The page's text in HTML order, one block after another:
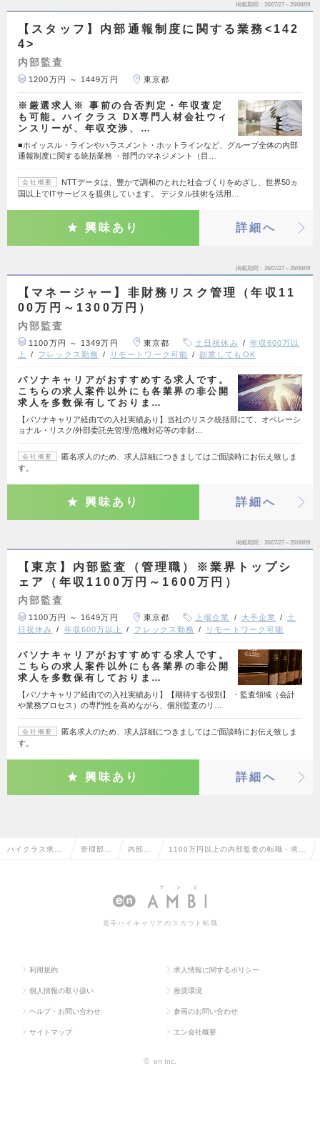
掲載期間 26/07/27～26/08/09
【スタッフ】内部通報制度に関する業務<142
4>
内部監査
1200万円 ～ 1449万円 東京都
※厳選求人※ 事前の合否判定・年収査定
も可能。ハイクラス DX専門人材会社ウィ
ンスリーが、年収交渉、…
■ホイッスル・ラインやハラスメント・ホットラインなど、グループ全体の内部
通報制度に関する統括業務 ・部門のマネジメント（目…
会社概要
NTTデータは、豊かで調和のとれた社会づくりをめざし、世界50ヵ
国以上でITサービスを提供しています。 デジタル技術を活用…
興味あり 詳細へ
掲載期間 26/07/27～26/08/09
【マネージャー】非財務リスク管理（年収11
00万円～1300万円）
内部監査
1100万円 ～ 1349万円 東京都 土日祝休み
年収600万以
上
フレックス勤務 リモートワーク可能 副業してもOK
パソナキャリアがおすすめする求人です。
こちらの求人案件以外にも各業界の非公開
求人を多数保有しておりま…
【パソナキャリア経由での入社実績あり】当社のリスク統括部にて、オペレーシ
ョナル・リスク/外部委託先管理/危機対応等の非財…
会社概要
匿名求人のため、求人詳細につきましてはご面談時にお伝え致しま
す。
興味あり 詳細へ
掲載期間 26/07/27～26/08/09
【東京】内部監査（管理職）※業界トップシ
ェア（年収1100万円～1600万円）
内部監査
1100万円 ～ 1649万円 東京都 上場企業 大手企業
土
日祝休み
年収600万以上 フレックス勤務 リモートワーク可能
パソナキャリアがおすすめする求人です。
こちらの求人案件以外にも各業界の非公開
求人を多数保有しておりま…
【パソナキャリア経由での入社実績あり】【期待する役割】 ・監査領域（会計
や業務プロセス）の専門性を高めながら、個別監査のリ…
会社概要
匿名求人のため、求人詳細につきましてはご面談時にお伝え致しま
す。
興味あり 詳細へ
ハイクラス求人 管理部門 内部監 1100万円以上の内部監査の転職・求人
若手ハイキャリアのスカウト転職
利用規約 求人情報に関するポリシー
個人情報の取り扱い 推奨環境
ヘルプ・お問い合わせ 参画のお問い合わせ
サイトマップ エン会社概要
© en Inc.